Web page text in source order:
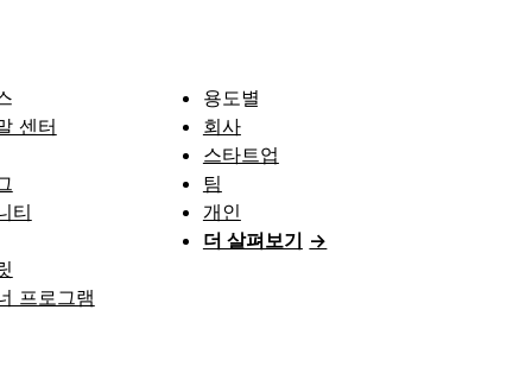
센터
티
프로그램
용도별
회사
스타트업
팀
개인
더 살펴보기 →